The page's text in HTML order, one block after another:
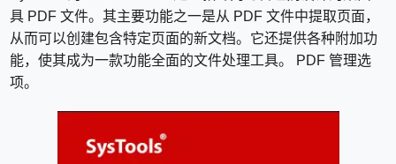
具 PDF 文件。其主要功能之一是从 PDF 文件中提取页面，
从而可以创建包含特定页面的新文档。它还提供各种附加功
能，使其成为一款功能全面的文件处理工具。 PDF 管理选
项。